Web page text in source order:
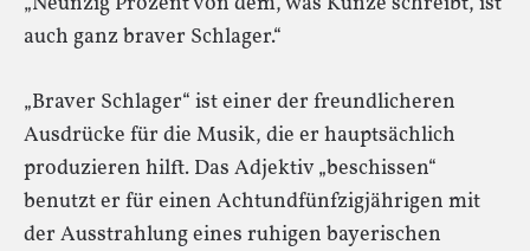
auch ganz braver Schlager.“
„Braver Schlager“ ist einer der freundlicheren
Ausdrücke für die Musik, die er hauptsächlich
produzieren hilft. Das Adjektiv „beschissen“
benutzt er für einen Achtundfünfzigjährigen mit
der Ausstrahlung eines ruhigen bayerischen